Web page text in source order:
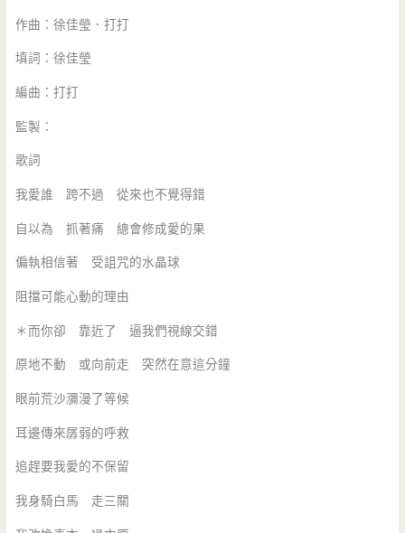
作曲：徐佳瑩．打打
填詞：徐佳瑩
編曲：打打
監製：
歌詞
我愛誰 跨不過 從來也不覺得錯
自以為 抓著痛 總會修成愛的果
偏執相信著 受詛咒的水晶球
阻擋可能心動的理由
＊而你卻 靠近了 逼我們視線交錯
原地不動 或向前走 突然在意這分鐘
眼前荒沙瀰漫了等候
耳邊傳來孱弱的呼救
追趕要我愛的不保留
我身騎白馬 走三關